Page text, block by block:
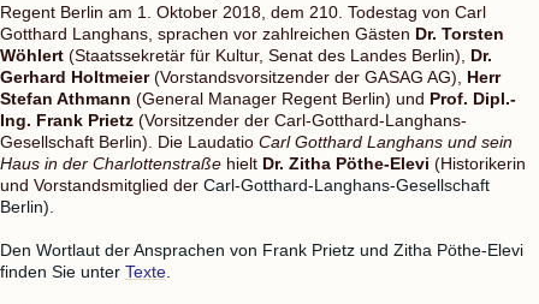
Regent Berlin am 1. Oktober 2018, dem 210. Todestag von Carl
Gotthard Langhans, sprachen vor zahlreichen Gästen Dr. Torsten
Wöhlert (Staatssekretär für Kultur, Senat des Landes Berlin), Dr.
Gerhard Holtmeier(Vorstandsvorsitzender der GASAG AG), Herr
Stefan Athmann (General Manager Regent Berlin) und Prof. Dipl.-
Ing. Frank Prietz (Vorsitzender der Carl-Gotthard-Langhans-
Gesellschaft Berlin). Die Laudatio Carl Gotthard Langhans und sein
Haus in der Charlottenstraße hielt Dr. Zitha Pöthe-Elevi (Historikerin
und Vorstandsmitglied der Carl-Gotthard-Langhans-Gesellschaft
Berlin).
Den Wortlaut der Ansprachen von Frank Prietz und Zitha Pöthe-Elevi
finden Sie unter Texte.